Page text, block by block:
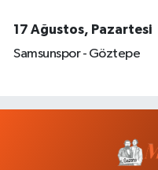
17 Ağustos, Pazartesi
Samsunspor - Göztepe